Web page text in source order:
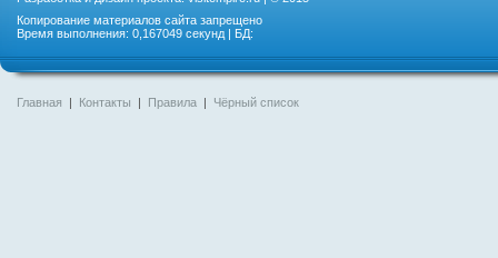
Копирование материалов сайта запрещено
Время выполнения: 0,167049 секунд | БД:
Главная | Контакты | Правила | Чёрный список